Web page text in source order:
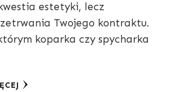
estetyki, lecz
Twojego kontraktu.
koparka czy spycharka